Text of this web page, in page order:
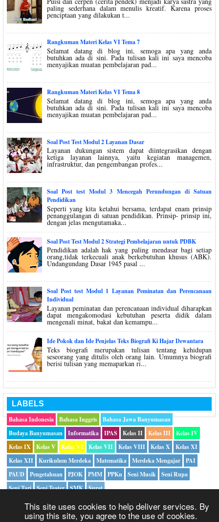
paling sederhana dalam menulis kreatif. Karena proses
penciptaan yang dilakukan t...
Rangkuman Materi Kelas VI Tema 7
Selamat datang di blog ini, semoga apa yang anda
butuhkan ada di sini. Pada tulisan kali ini saya mencoba
menyajikan muatan pembelajaran pad...
Rangkuman Materi Kelas VI Tema 8
Selamat datang di blog ini, semoga apa yang anda
butuhkan ada di sini. Pada tulisan kali ini saya mencoba
menyajikan muatan pembelajaran pad...
Soal Post Test Modul 2 Layanan Dasar
Layanan dukungan sistem dapat diintegrasikan dengan
ketiga layanan lainnya, yaitu kegiatan managemen,
infrastruktur, dan pengembangan profes...
Soal Post test Modul 3 Mencegah Perundungan di Satuan
Pendidikan
Seperti yang kita ketahui bersama, terdapat enam prinsip
penanggulangan di satuan pendidikan. Prinsip- prinsip ini,
dengan jelas mengutamaka...
Soal Post Test Modul 2 Strategi Pembelajaran untuk PDBK
Pendidikan adalah hak yang paling mendasar bagi setiap
orang,tidak terkecuali anak berkebutuhan khusus (ABK).
Undangundang Dasar 1945 pasal ...
Soal Post test Modul 1 Layanan Peminatan dan Perencanaan
Individual
Layanan peminatan dan perencanaan individual diharapkan
dapat mengakomodasi kebutuhan peserta didik dalam
mengenali minat, bakat dan kemampu...
Ide Pokok dan Ide Penjelas Teks Biografi Ki Hajar Dewantara
Teks biografi merupakan tulisan tentang kehidupan
seseorang yang ditulis oleh orang lain. Umumnya biografi
berisi tulisan yang memaparkan ri...
LABELS
Bahasa Indonesia
Bahasa Inggris
Bahasa Jawa Banyumasan
Budaya Banyumasan
Informatika IPAS Kelas II Kelas III
Kelas IV
Kelas IX
Kelas V Kelas VI Kelas VII Kelas VIII Kelas X
Kelas XI
Kelas XII
Kurikulum Merdeka Matematika Merdeka Mengajar
PAI
PAUD
Pengetahuan PJOK PMM PPKn Seni Musik
Seni Rupa
Seni Tari
Seni Teater SMK Surat
This site uses cookies to help deliver services. By
using this site, you agree to the use of cookies.